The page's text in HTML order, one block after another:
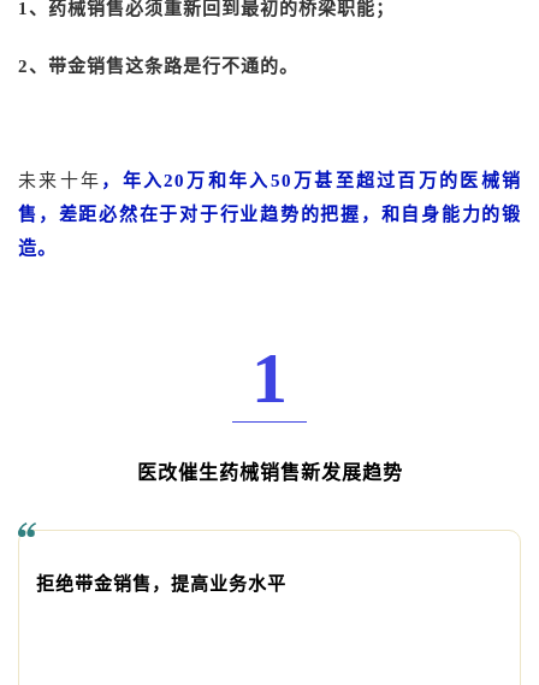
1、药械销售必须重新回到最初的桥梁职能；
2、带金销售这条路是行不通的。
未来十年 ，年入20万和年入50万甚至超过百万的医械销
售，差距必然在于对于行业趋势的把握，和自身能力的锻
造。
1
医改催生药械销售新发展趋势
拒绝带金销售，提高业务水平